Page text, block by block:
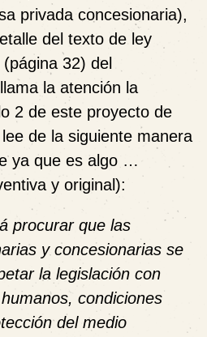
privada concesionaria),
del texto de ley
32) del
la atención la
2 de este proyecto de
de la siguiente manera
ya que es algo …
y original):
procurar que las
y concesionarias se
la legislación con
condiciones
del medio